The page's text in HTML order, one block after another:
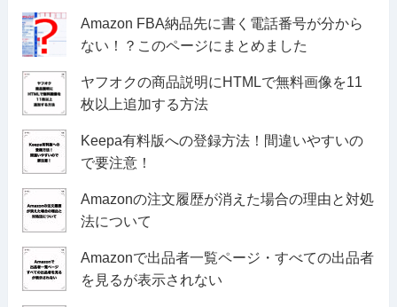
Amazon FBA納品先に書く電話番号が分から
ない！？このページにまとめました
ヤフオクの商品説明にHTMLで無料画像を11
枚以上追加する方法
Keepa有料版への登録方法！間違いやすいの
で要注意！
Amazonの注文履歴が消えた場合の理由と対処
法について
Amazonで出品者一覧ページ・すべての出品者
を見るが表示されない